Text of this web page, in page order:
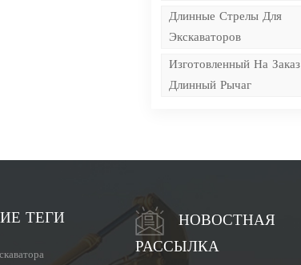
Длинные Стрелы Для
Экскаваторов
Изготовленный На Заказ
Длинный Рычаг
ТЕГИ
НОВОСТНАЯ
РАССЫЛКА